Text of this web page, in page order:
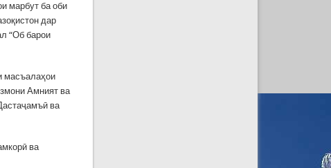
марбут ба оби
дар
“Об барои
масъалаҳои
Амният ва
ва
ва